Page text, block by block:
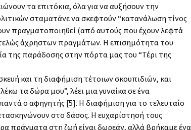
τα επιτόκια, όλα για να αυξήσουν την
σταματάνε να σκεφτούν “κατανάλωση τίνος
πραγματοποιηθεί (από αυτούς που έχουν λεφτά
άχρηστων πραγμάτων. Η επισημότητα του
της παράδοσης στην πόρτα μας του “Τέρι της
και τη διαφήμιση τέτοιων σκουπιδιών, και
τα δώρα μου”, λέει μια γυναίκα σε ένα
ο αφηγητής [5]. Η διαφήμιση για το τελευταίο
στο δάσος. Η ευχαρίστησή τους
πράγματα στη ζωή είναι δωρεάν, αλλά βρήκαμε ένα